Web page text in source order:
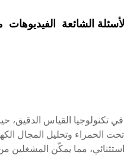
الفيديوهات الأسئلة الشائعة
في تكنولوجيا القياس
الحمراء وتحليل المجال
مما يمكّن